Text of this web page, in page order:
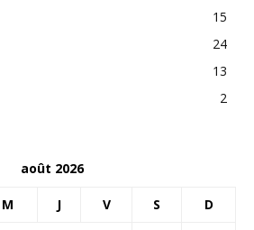
15
24
13
2
août 2026
M J V S D